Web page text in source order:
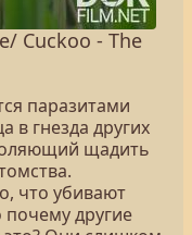
Cuckoo - The
паразитами
в гнезда других
щадить
что убивают
почему другие